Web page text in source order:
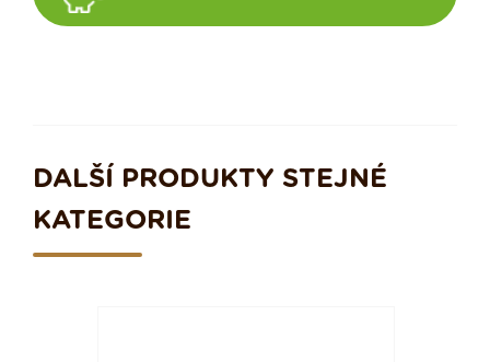
DALŠÍ PRODUKTY STEJNÉ
KATEGORIE